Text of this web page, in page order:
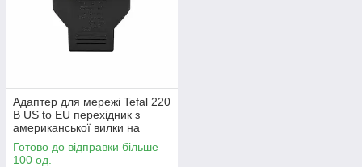
Адаптер для мережі Tefal 220
В US to EU перехідник з
американської вилки на
європейську
Готово до відправки більше
100 од.